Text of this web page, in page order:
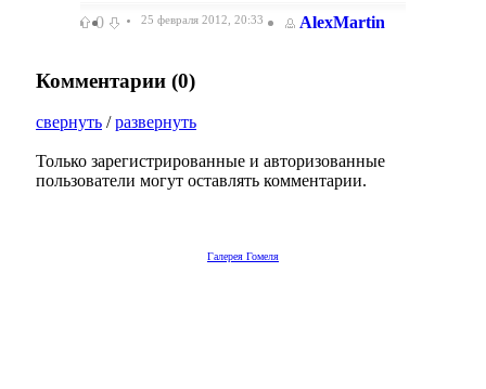
0 25 февраля 2012, 20:33 AlexMartin
Комментарии (0)
свернуть /развернуть
Только зарегистрированные и авторизованные
пользователи могут оставлять комментарии.
Галерея Гомеля